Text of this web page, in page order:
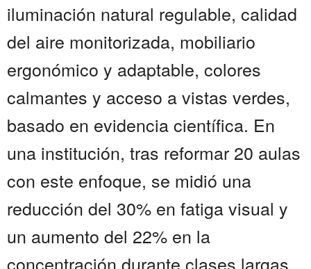
iluminación natural regulable, calidad
del aire monitorizada, mobiliario
ergonómico y adaptable, colores
calmantes y acceso a vistas verdes,
basado en evidencia científica. En
una institución, tras reformar 20 aulas
con este enfoque, se midió una
reducción del 30% en fatiga visual y
un aumento del 22% en la
concentración durante clases largas.